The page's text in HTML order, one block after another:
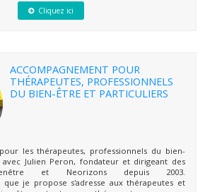
Cliquez ici
ACCOMPAGNEMENT POUR
THÉRAPEUTES, PROFESSIONNELS
DU BIEN-ÊTRE ET PARTICULIERS
les thérapeutes, professionnels du bien-
Julien Peron, fondateur et dirigeant des
et Neorizons depuis 2003.
que je propose s'adresse aux thérapeutes et